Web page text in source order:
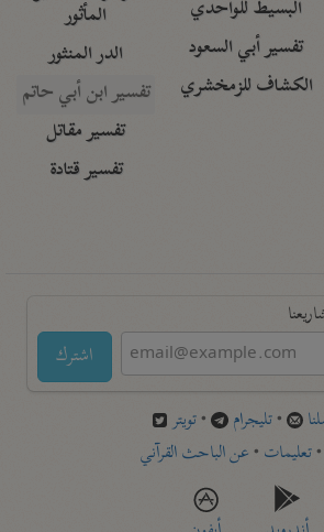
البسيط للواحدي
تفسير أبي السعود
الكشاف للزمخشري
المأثور
الدر المنثور
تفسير ابن أبي حاتم
تفسير مقاتل
تفسير قتادة
اشترك
•تليجرام •تويتر
تعليمات •عن الباحث القرآني